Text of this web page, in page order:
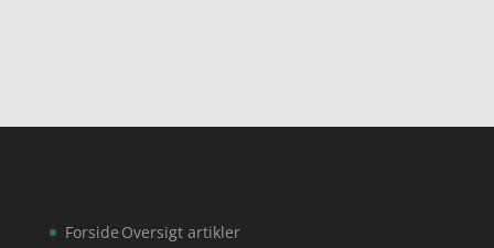
Forside Oversigt artikler